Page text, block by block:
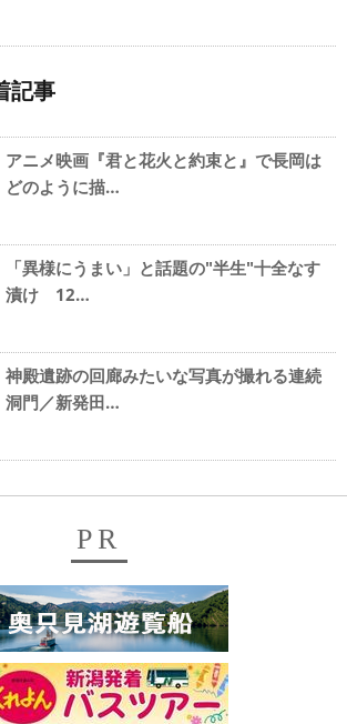
記事
アニメ映画『君と花火と約束と』で長岡は
どのように描…
「異様にうまい」と話題の"半生"十全なす
漬け 12…
神殿遺跡の回廊みたいな写真が撮れる連続
洞門／新発田…
PR